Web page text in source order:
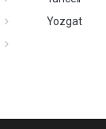
Yozgat